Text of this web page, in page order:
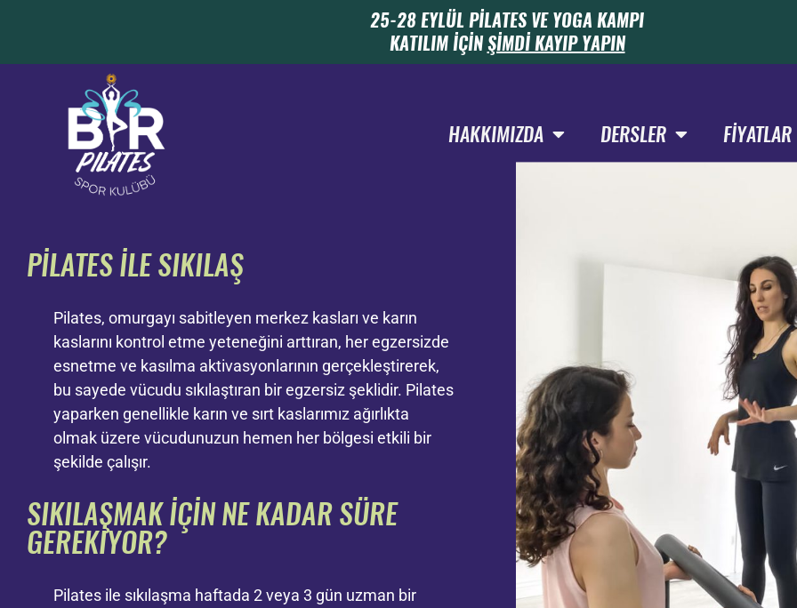
25-28 EYLÜL PİLATES VE YOGA KAMPI
KATILIM İÇİNŞİMDİ KAYIP YAPIN
HAKKIMIZDA DERSLER FIYATLAR
PİLATES İLE SIKILAŞ
Pilates, omurgayı sabitleyen merkez kasları ve karın
kaslarını kontrol etme yeteneğini arttıran, her egzersizde
esnetme ve kasılma aktivasyonlarının gerçekleştirerek,
bu sayede vücudu sıkılaştıran bir egzersiz şeklidir. Pilates
yaparken genellikle karın ve sırt kaslarımız ağırlıkta
olmak üzere vücudunuzun hemen her bölgesi etkili bir
şekilde çalışır.
SIKILAŞMAK İÇİN NE KADAR SÜRE
GEREKİYOR?
Pilates ile sıkılaşma haftada 2 veya 3 gün uzman bir